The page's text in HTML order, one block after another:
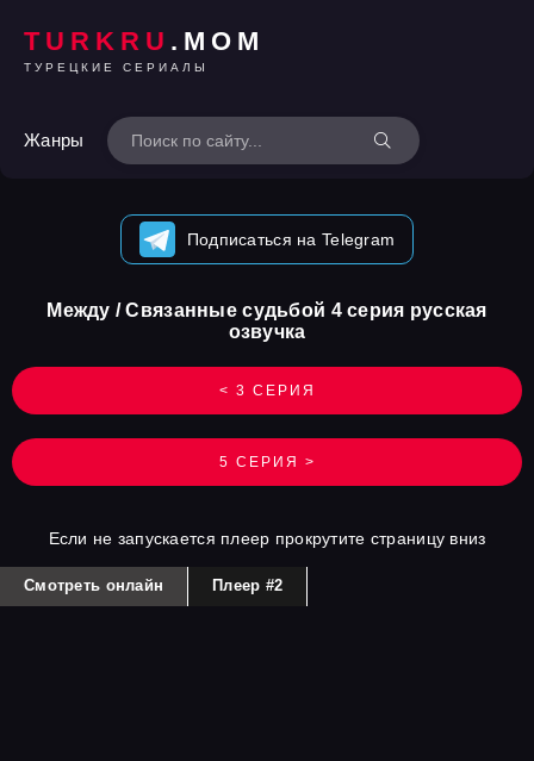
TURKRU .MOM
ТУРЕЦКИЕ СЕРИАЛЫ
Жанры
Подписаться на Telegram
< 3 СЕРИЯ
Между / Связанные судьбой 4 серия русская
озвучка
5 СЕРИЯ >
Если не запускается плеер прокрутите страницу вниз
Смотреть онлайн Плеер #2